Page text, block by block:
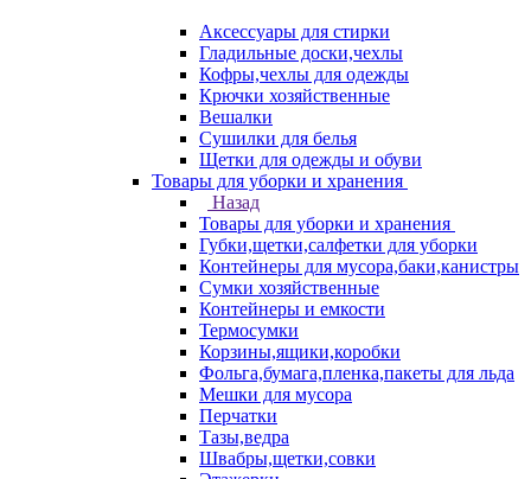
Аксессуары для стирки
Гладильные доски,чехлы
Кофры,чехлы для одежды
Крючки хозяйственные
Вешалки
Сушилки для белья
Щетки для одежды и обуви
Товары для уборки и хранения
Назад
Товары для уборки и хранения
Губки,щетки,салфетки для уборки
Контейнеры для мусора,баки,канистры
Сумки хозяйственные
Контейнеры и емкости
Термосумки
Корзины,ящики,коробки
Фольга,бумага,пленка,пакеты для льда
Мешки для мусора
Перчатки
Тазы,ведра
Швабры,щетки,совки